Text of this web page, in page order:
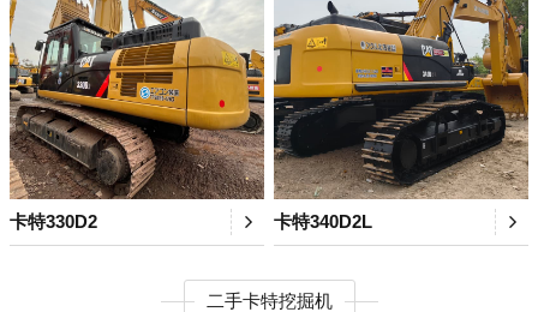
卡特330D2 卡特340D2L
二手卡特挖掘机